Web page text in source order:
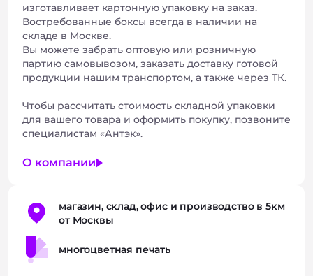
изготавливает картонную упаковку на заказ.
Востребованные боксы всегда в наличии на
складе в Москве.
Вы можете забрать оптовую или розничную
партию самовывозом, заказать доставку готовой
продукции нашим транспортом, а также через ТК.
Чтобы рассчитать стоимость складной упаковки
для вашего товара и оформить покупку, позвоните
специалистам «Антэк».
О компании
магазин, склад, офис и производство в 5км
от Москвы
многоцветная печать